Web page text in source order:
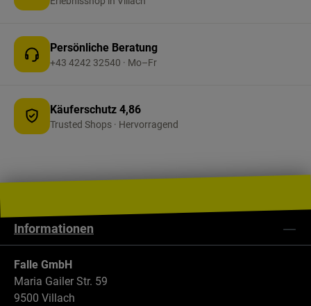
Campingplatz, passend zu Ihren Teppichböden,
Farbe grau/hellblau – lässt sich dezent in
bestehende Camping-Setups integrieren.
Persönliche Beratung
+43 4242 32540 · Mo–Fr
Käuferschutz 4,86
Trusted Shops · Hervorragend
Falle GmbH
Maria Gailer Str. 59
9500 Villach
Informationen